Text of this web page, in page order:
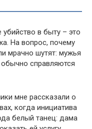
в быту – это
На вопрос, почему
мрачно шутят: мужья
справляются
мне рассказали о
когда инициатива
белый танец: дама